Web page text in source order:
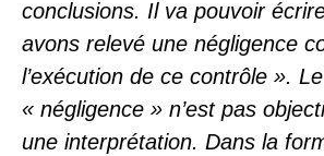
conclusions. Il va pouvoir
avons relevé une négligence
l’exécution de ce contrôle ».
« négligence » n’est pas
une interprétation. Dans la